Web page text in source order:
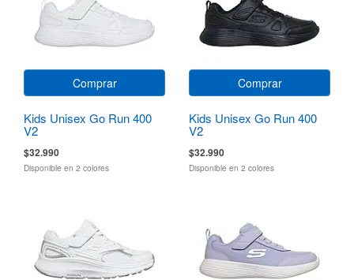
Comprar
Kids Unisex Go Run 400
V2
$32.990
Disponible en 2 colores
Comprar
Kids Unisex Go Run 400
V2
$32.990
Disponible en 2 colores